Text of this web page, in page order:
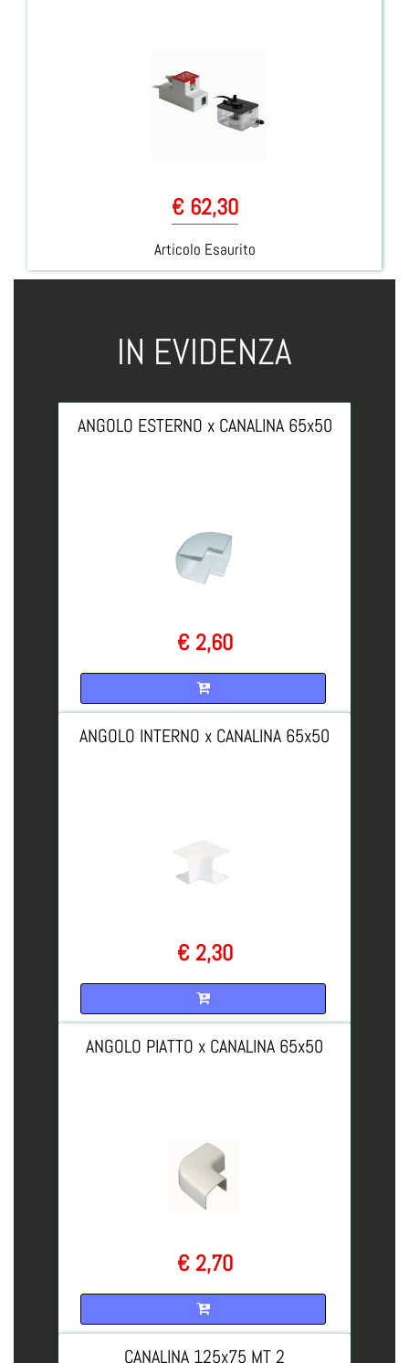
€ 62,30
Articolo Esaurito
IN EVIDENZA
ANGOLO ESTERNO x CANALINA 65x50
€ 2,60
ANGOLO INTERNO x CANALINA 65x50
€ 2,30
ANGOLO PIATTO x CANALINA 65x50
€ 2,70
CANALINA 125x75 MT 2